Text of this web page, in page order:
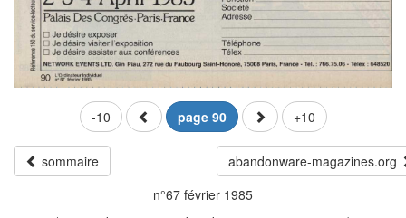
-10 page 90 +10
sommaire
abandonware-magazines.org
n°67 février 1985